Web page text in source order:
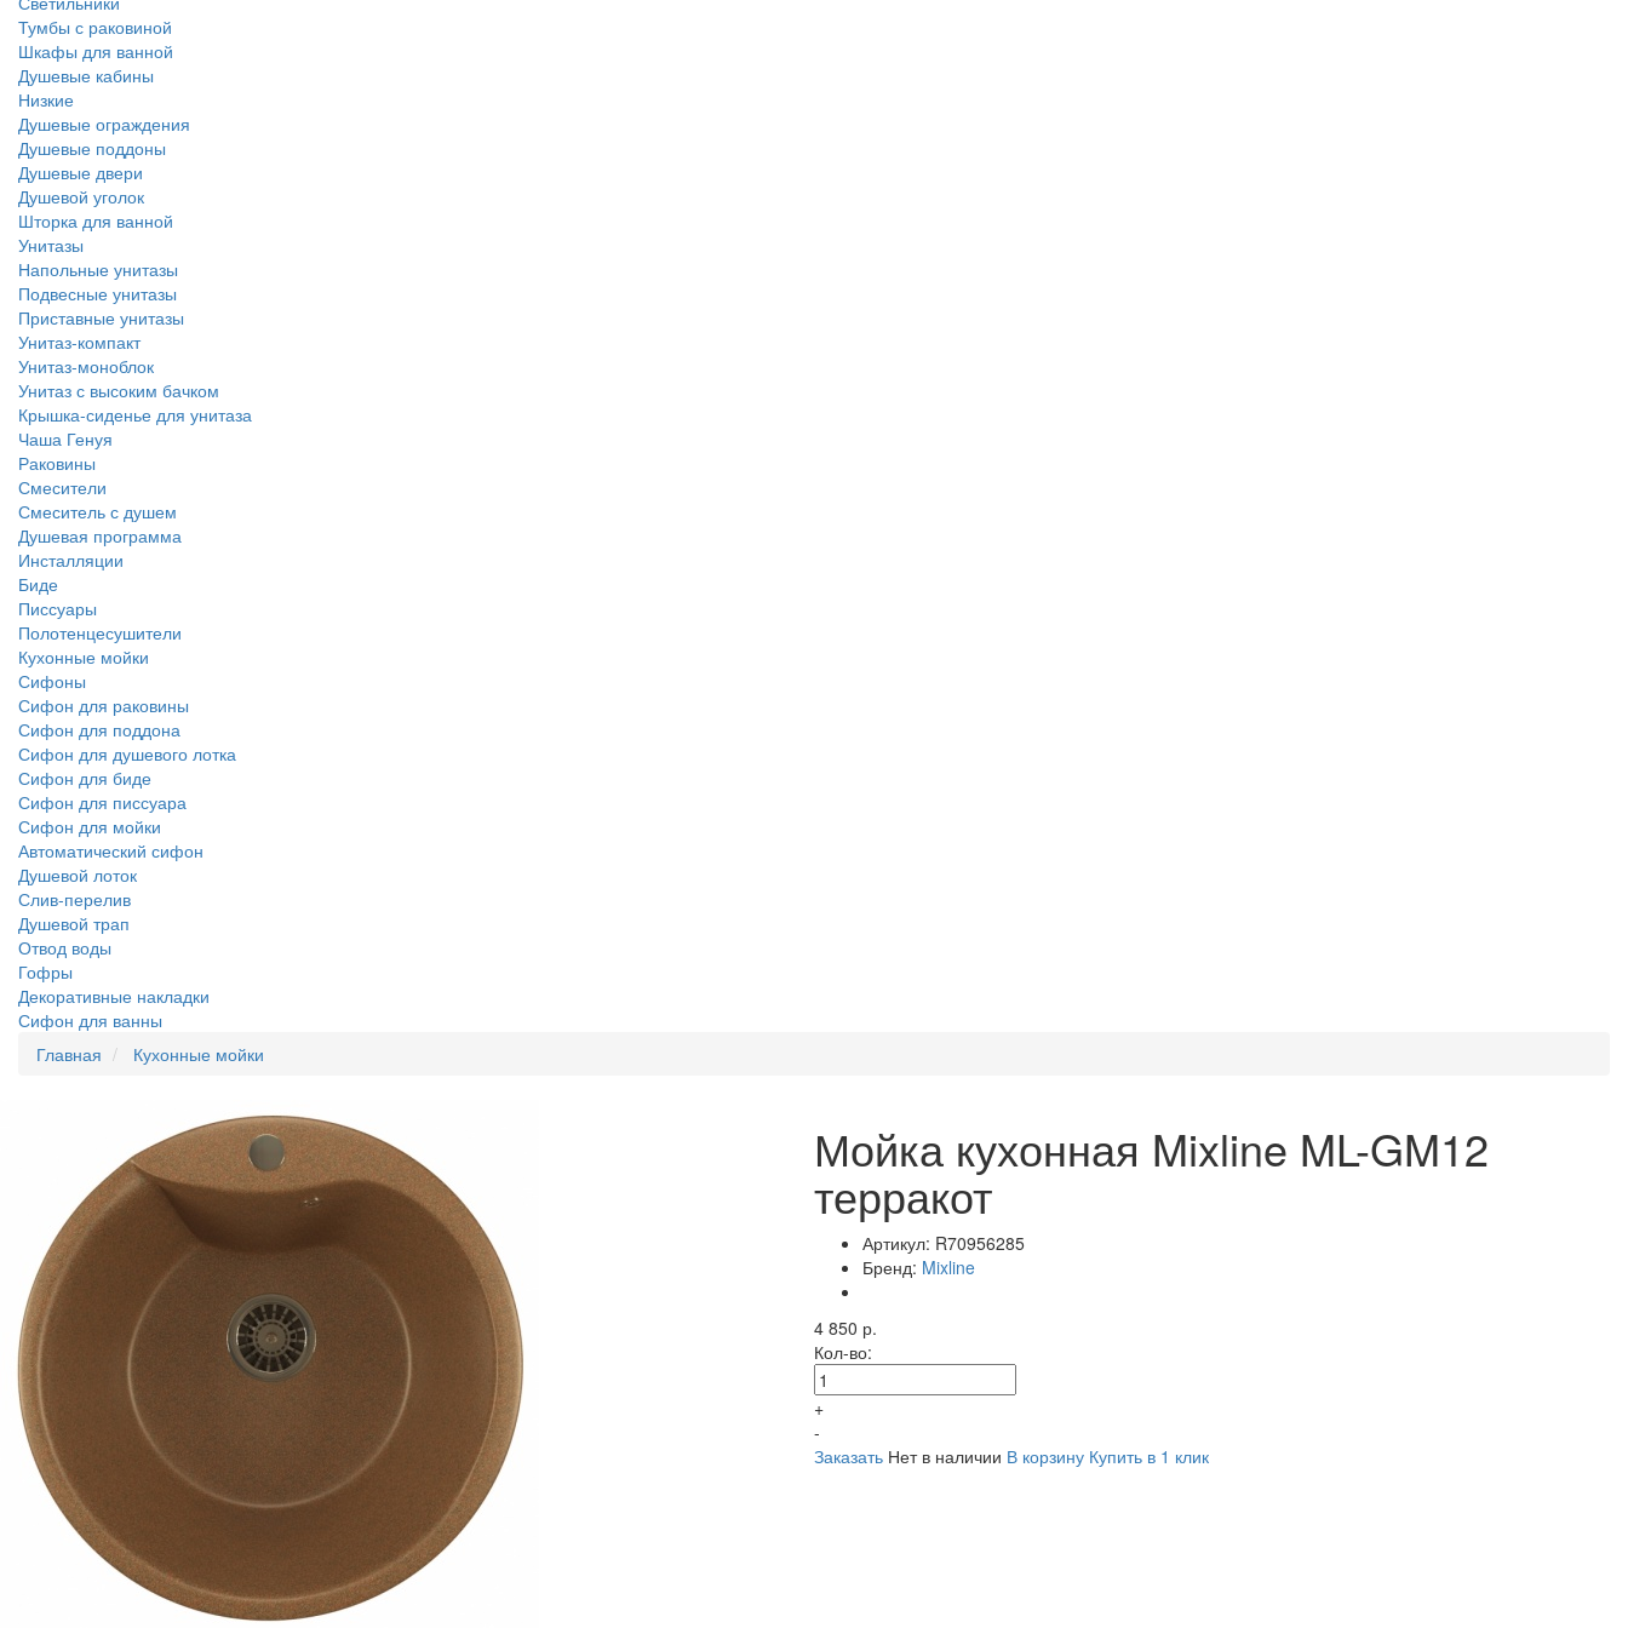
Тумбы с раковиной
Шкафы для ванной
Душевые кабины
Низкие
Душевые ограждения
Душевые поддоны
Душевые двери
Душевой уголок
Шторка для ванной
Унитазы
Напольные унитазы
Подвесные унитазы
Приставные унитазы
Унитаз-компакт
Унитаз-моноблок
Унитаз с высоким бачком
Крышка-сиденье для унитаза
Чаша Генуя
Раковины
Смесители
Смеситель с душем
Душевая программа
Инсталляции
Биде
Писсуары
Полотенцесушители
Кухонные мойки
Сифоны
Сифон для раковины
Сифон для поддона
Сифон для душевого лотка
Сифон для биде
Сифон для писсуара
Сифон для мойки
Автоматический сифон
Душевой лоток
Слив-перелив
Душевой трап
Отвод воды
Гофры
Декоративные накладки
Сифон для ванны
Главная
Кухонные мойки
Мойка кухонная Mixline ML-GM12
терракот
Артикул: R70956285
Бренд: Mixline
4 850 р.
Кол-во:
+
-
Заказать Нет в наличии В корзину Купить в 1 клик